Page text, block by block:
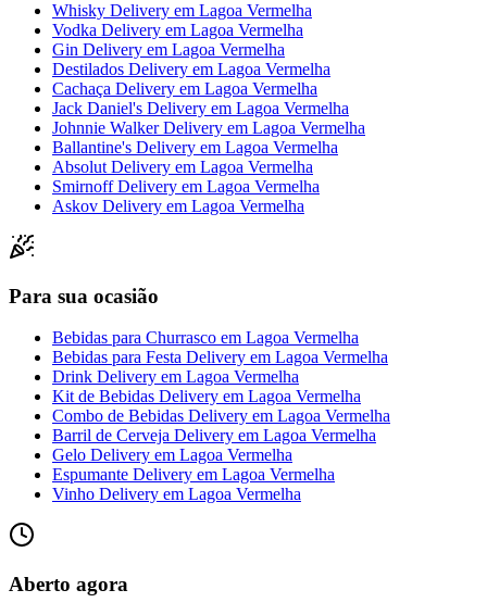
Whisky Delivery em Lagoa Vermelha
Vodka Delivery em Lagoa Vermelha
Gin Delivery em Lagoa Vermelha
Destilados Delivery em Lagoa Vermelha
Cachaça Delivery em Lagoa Vermelha
Jack Daniel's Delivery em Lagoa Vermelha
Johnnie Walker Delivery em Lagoa Vermelha
Ballantine's Delivery em Lagoa Vermelha
Absolut Delivery em Lagoa Vermelha
Smirnoff Delivery em Lagoa Vermelha
Askov Delivery em Lagoa Vermelha
Para sua ocasião
Bebidas para Churrasco em Lagoa Vermelha
Bebidas para Festa Delivery em Lagoa Vermelha
Drink Delivery em Lagoa Vermelha
Kit de Bebidas Delivery em Lagoa Vermelha
Combo de Bebidas Delivery em Lagoa Vermelha
Barril de Cerveja Delivery em Lagoa Vermelha
Gelo Delivery em Lagoa Vermelha
Espumante Delivery em Lagoa Vermelha
Vinho Delivery em Lagoa Vermelha
Aberto agora